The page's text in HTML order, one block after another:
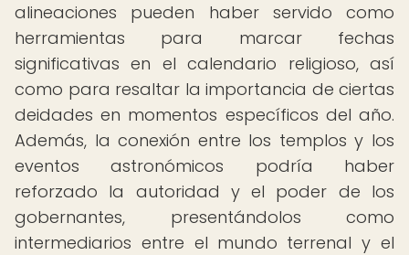
alineaciones pueden haber servido como
herramientas para marcar fechas
significativas en el calendario religioso, así
como para resaltar la importancia de ciertas
deidades en momentos específicos del año.
Además, la conexión entre los templos y los
eventos astronómicos podría haber
reforzado la autoridad y el poder de los
gobernantes, presentándolos como
intermediarios entre el mundo terrenal y el